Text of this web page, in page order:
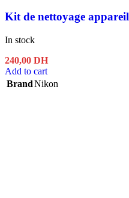
Kit de nettoyage
In stock
240,00 DH
Add to cart
BrandNikon